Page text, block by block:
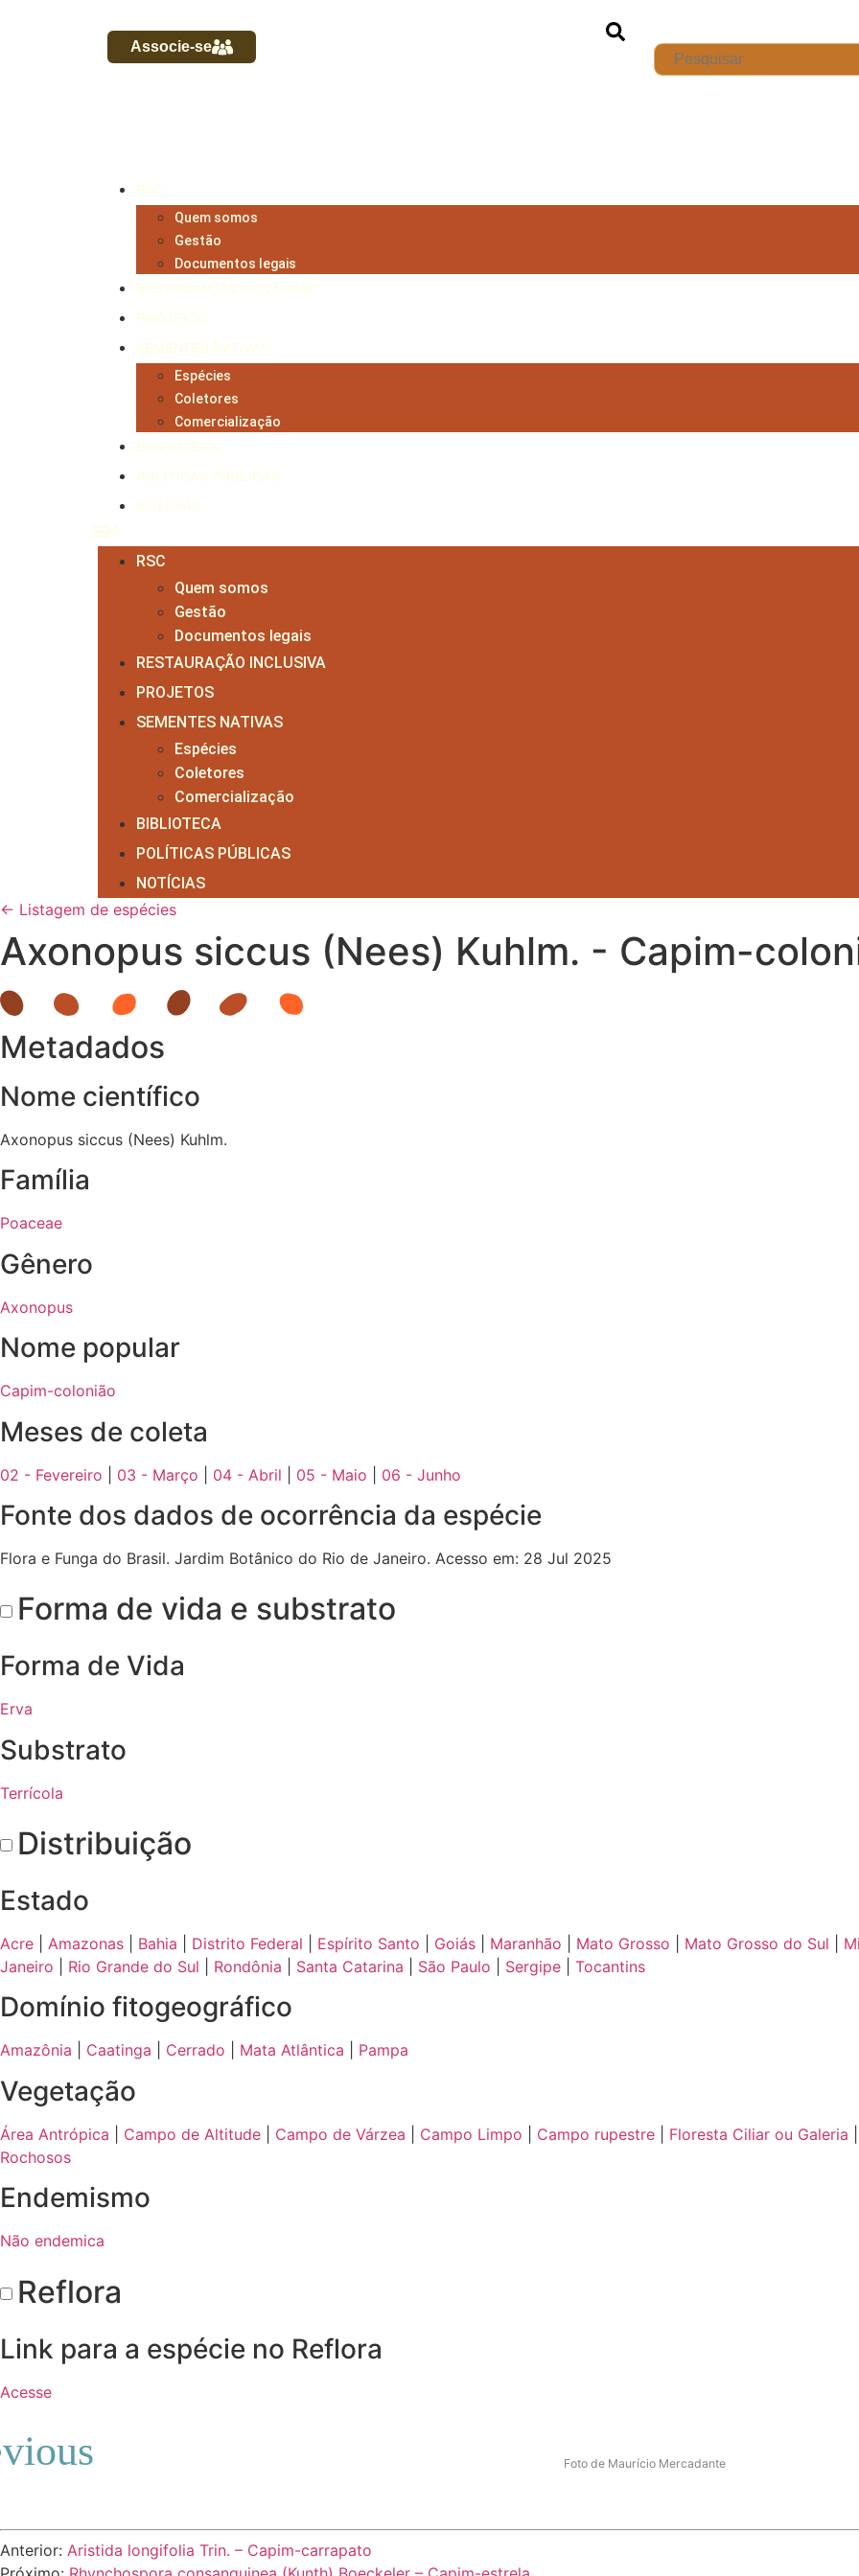
Associe-se
Quem somos
Gestão
Documentos legais
Espécies
Coletores
Comercialização
RSC
Quem somos
Gestão
Documentos legais
RESTAURAÇÃO INCLUSIVA
PROJETOS
SEMENTES NATIVAS
Espécies
Coletores
Comercialização
BIBLIOTECA
POLÍTICAS PÚBLICAS
NOTÍCIAS
← Listagem de espécies
Axonopus siccus (Nees) Kuhlm. - Capim-
Metadados
Nome científico
Axonopus siccus (Nees) Kuhlm.
Família
Poaceae
Gênero
Axonopus
Nome popular
Capim-colonião
Meses de coleta
02 - Fevereiro 03 - Março 04 - Abril 05 - Maio 06 - Junho
Fonte dos dados de ocorrência da espécie
Flora e Funga do Brasil. Jardim Botânico do Rio de Janeiro. Acesso em: 28 Jul 2025
Forma de vida e substrato
Forma de Vida
Erva
Substrato
Terrícola
Distribuição
Estado
Acre Amazonas Bahia Distrito Federal Espírito Santo Goiás Maranhão Mato Grosso Mato Grosso do Sul
Janeiro
Rio Grande do Sul Rondônia Santa Catarina São Paulo Sergipe Tocantins
Domínio fitogeográfico
Amazônia Caatinga Cerrado Mata Atlântica Pampa
Vegetação
Área Antrópica Campo de Altitude Campo de Várzea Campo Limpo Campo rupestre Floresta Ciliar ou Galeria
Rochosos
Endemismo
Não endemica
Reflora
Link para a espécie no Reflora
Acesse
Foto de Maurício Mercadante
Anterior: Aristida longifolia Trin. – Capim-carrapato